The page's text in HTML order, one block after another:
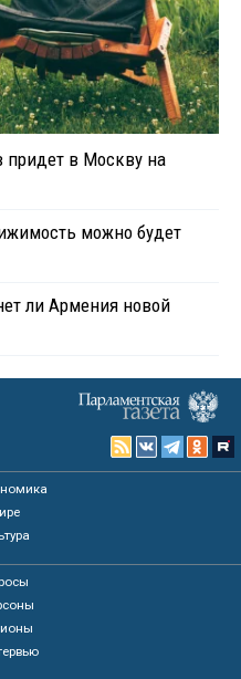
придет в Москву на
можно будет
ли Армения новой